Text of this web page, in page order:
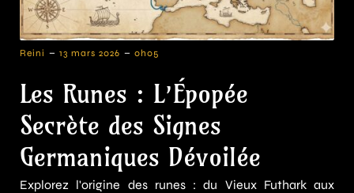
Reini - 13 mars 2026 - 0h05
Les Runes : L’Épopée
Secrète des Signes
Germaniques Dévoilée
Explorez l'origine des runes : du Vieux Futhark aux